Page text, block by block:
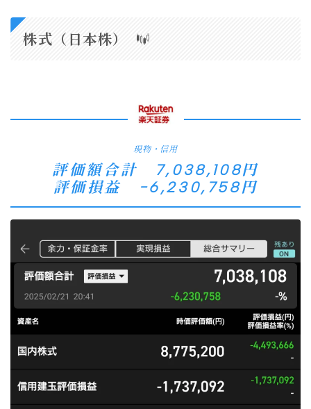
株式（日本株）
現物・信用
評価額合計 7,038,108円
評価損益 −6,230,758円